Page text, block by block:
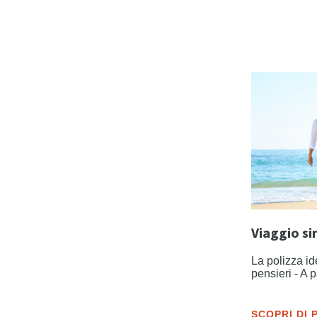
Viaggio
La polizza
pensieri - A
SCOPRI DI